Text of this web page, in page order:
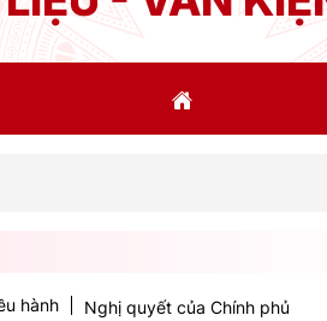
hành Nghị quyết của Chính phủ